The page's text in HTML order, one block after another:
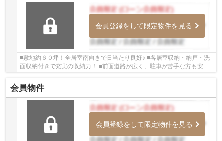
会員登録をして限定物件を見る
■敷地約６０坪！全居室南向きで日当たり良好♪ ■各居室収納・納戸・洗
面収納付きで充実の収納力！ ■前面道路が広く、駐車が苦手な方も安心
ですね！ いつでもお気軽にお声がけください♪...
会員物件
会員登録をして限定物件を見る